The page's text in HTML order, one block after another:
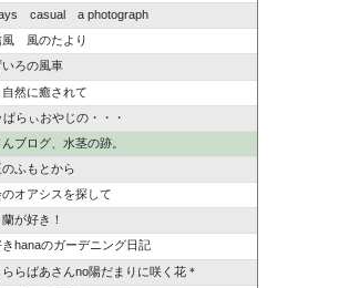
casual a photograph
風 風のたより
いろの風車
然に癒されて
ぱらぃおやじの・・・
ブログ、水茎の跡。
ふもとから
オアシスを探して
が好き！
hanaのガーデニング日記
ららばあさんno陽だまりに咲く花＊